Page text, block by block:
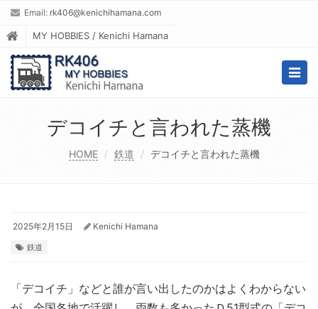
Email: rk406@kenichihamana.com
MY HOBBIES / Kenichi Hamana
デコイチと言われた蒸機
HOME 鉄道 デコイチと言われた蒸機
2025年2月15日 Kenichi Hamana
鉄道
「デコイチ」などと誰が言い出したのかはよくわからない